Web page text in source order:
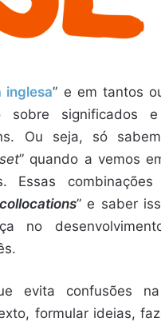
inglesa” e em tantos
sobre significados
Ou seja, só
” quando a vemos
Essas
collocations” e saber
no
evita confusões
formular ideias,